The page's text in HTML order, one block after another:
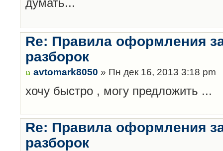
Re: Правила оформления
разборок
avtomark8050 » Пн дек 16, 2013 3:18 pm
хочу быстро , могу предложить ...
Re: Правила оформления
разборок